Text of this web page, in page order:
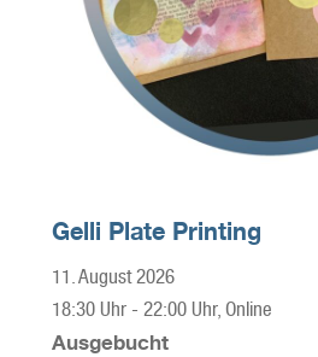
Gelli Plate Printing
11. August 2026
18:30 Uhr- 22:00 Uhr, Online
Ausgebucht